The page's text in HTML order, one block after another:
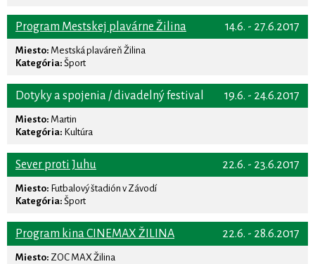
14.6. - 27.6.2017
Program Mestskej plavárne Žilina
Miesto: Mestská plaváreň Žilina
Kategória: Šport
19.6. - 24.6.2017
Dotyky a spojenia / divadelný festival
Miesto: Martin
Kategória: Kultúra
22.6. - 23.6.2017
Sever proti Juhu
Miesto: Futbalový štadión v Závodí
Kategória: Šport
22.6. - 28.6.2017
Program kina CINEMAX ŽILINA
Miesto: ZOC MAX Žilina